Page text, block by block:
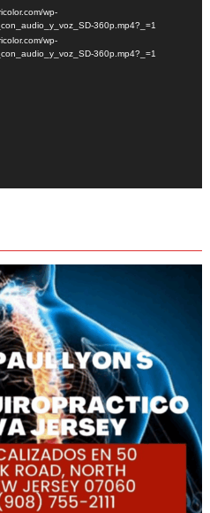
wp-
360p.mp4?_=1
wp-
360p.mp4?_=1